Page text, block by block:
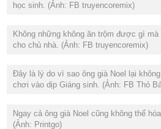
học sinh. (Ảnh: FB truyencoremix)
Không những không ăn trộm được gì
cho chủ nhà. (Ảnh: FB truyencoremix)
Đây là lý do vì sao ông già Noel lại không
chơi vào dịp Giáng sinh. (Ảnh: FB Thỏ
Ngay cả ông già Noel cũng không thể
(Ảnh: Printgo)